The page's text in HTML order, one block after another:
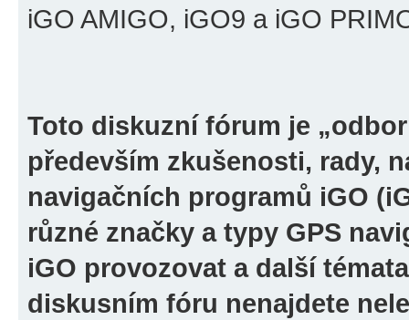
iGO AMIGO, iGO9 a iGO
Toto diskuzní fórum je
především zkušenosti, rady,
navigačních programů iGO
různé značky a typy GPS
iGO provozovat a další
diskusním fóru nenajdete